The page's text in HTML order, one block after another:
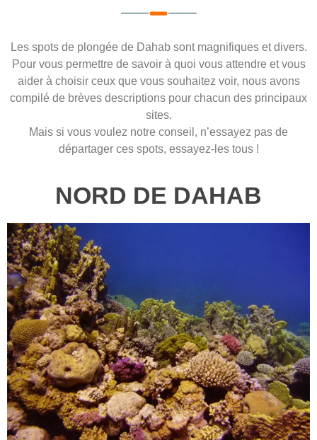
Les spots de plongée de Dahab sont magnifiques et divers.
Pour vous permettre de savoir à quoi vous attendre et vous
aider à choisir ceux que vous souhaitez voir, nous avons
compilé de brèves descriptions pour chacun des principaux
sites.
Mais si vous voulez notre conseil, n’essayez pas de
départager ces spots, essayez-les tous !
NORD DE DAHAB